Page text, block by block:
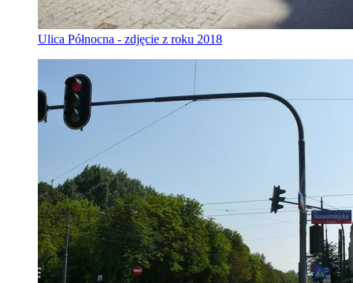
Ulica Północna - zdjęcie z roku 2018